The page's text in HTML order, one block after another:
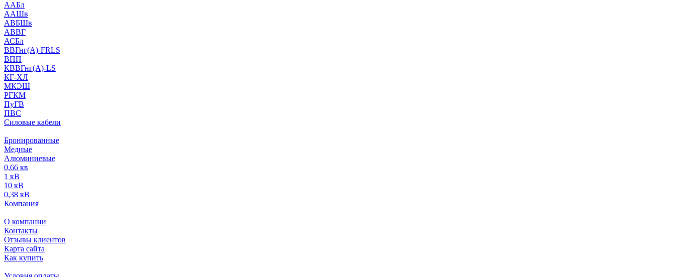
ААБл
ААШв
АВБШв
АВВГ
АСБл
ВВГнг(А)-FRLS
ВПП
КВВГнг(А)-LS
КГ-ХЛ
МКЭШ
РГКМ
ПуГВ
ПВС
Силовые кабели
Бронированные
Медные
Алюминиевые
0,66 кв
1 кВ
10 кВ
0,38 кВ
Компания
О компании
Контакты
Отзывы клиентов
Карта сайта
Как купить